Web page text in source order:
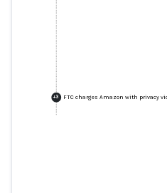
+3 FTC charges Amazon with privacy